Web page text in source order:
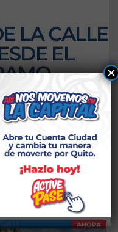
LA CALLE
EL
EL
CENTRO
DE
×